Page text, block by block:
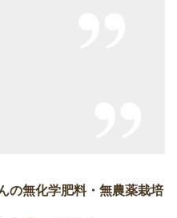
の無化学肥料・無農薬栽培